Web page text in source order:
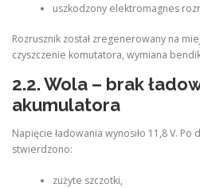
uszkodzony elektromagnes
Rozrusznik został zregenerowany na
czyszczenie komutatora, wymiana
2.2. Wola – brak
akumulatora
Napięcie ładowania wynosiło 11,8 V.
stwierdzono:
zużyte szczotki,